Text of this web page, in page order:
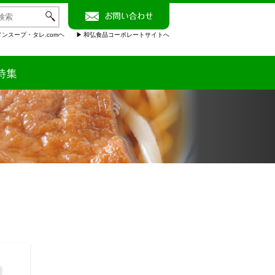
ンスープ・タレ.comヘ 和弘食品コーポレートサイトへ